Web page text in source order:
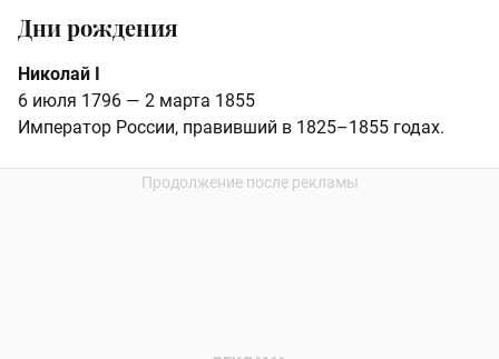
Дни рождения
Николай I
6 июля 1796 — 2 марта 1855
Император России, правивший в 1825–1855 годах.